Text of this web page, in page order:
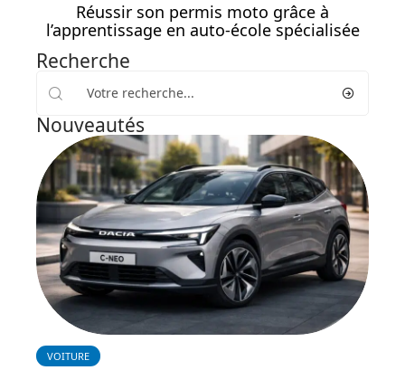
Réussir son permis moto grâce à
l’apprentissage en auto-école spécialisée
Recherche
Nouveautés
VOITURE